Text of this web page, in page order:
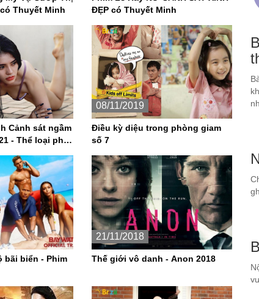
Thuyết Minh
ĐẸP có Thuyết Minh
Cảnh sát ngầm
- Thể loại phim
08/11/2019
Điều kỳ diệu trong phòng giam
số 7
bãi biển - Phim
21/11/2018
Thế giới vô danh - Anon 2018